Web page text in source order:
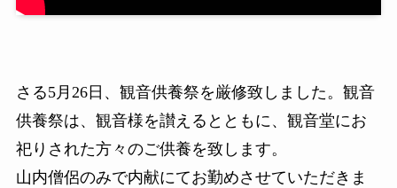
さる5月26日、観音供養祭を厳修致しました。観音
供養祭は、観音様を讃えるとともに、観音堂にお
祀りされた方々のご供養を致します。
山内僧侶のみで内献にてお勤めさせていただきま